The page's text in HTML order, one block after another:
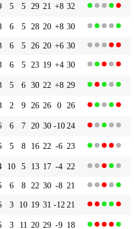
5 5 29 21 +8 32
6 5 28 20 +8 30
6 5 26 20 +6 30
6 5 23 19 +4 30
5 6 30 22 +8 29
2 9 26 26 0 26
6 7 20 30 -10 24
5 8 16 22 -6 23
10 5 13 17 -4 22
6 8 22 30 -8 21
3 10 19 31 -12 21
3 11 20 29 -9 18